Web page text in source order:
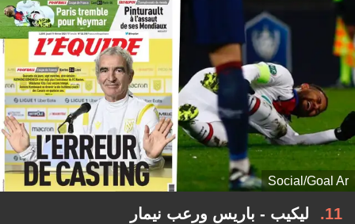
Social/Goal Ar
11 ليكيب - باريس ورعب نيمار